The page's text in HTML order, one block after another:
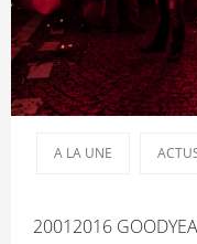
A LA UNE
20012016